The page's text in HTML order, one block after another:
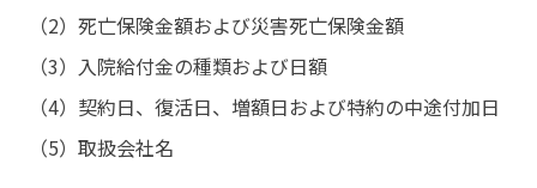
（2）死亡保険金額および災害死亡保険金額
（3）入院給付金の種類および日額
（4）契約日、復活日、増額日および特約の中途付加日
（5）取扱会社名